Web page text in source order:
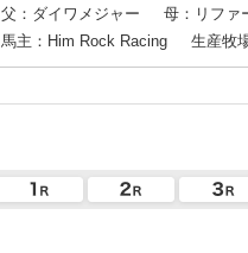
父：ダイワメジャー
母：リファ
馬主：Him Rock Racing
生産牧